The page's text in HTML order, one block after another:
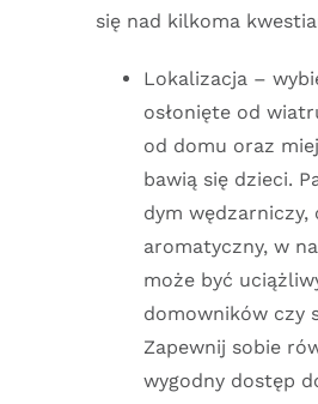
się nad kilkoma
Lokalizacja –
osłonięte od
od domu oraz
bawią się dzieci.
dym wędzarniczy,
aromatyczny, w
może być
domowników czy
Zapewnij sobie
wygodny dostęp